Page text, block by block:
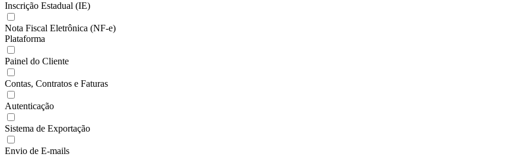
Inscrição Estadual (IE)
Nota Fiscal Eletrônica (NF-e)
Plataforma
Painel do Cliente
Contas, Contratos e Faturas
Autenticação
Sistema de Exportação
Envio de E-mails